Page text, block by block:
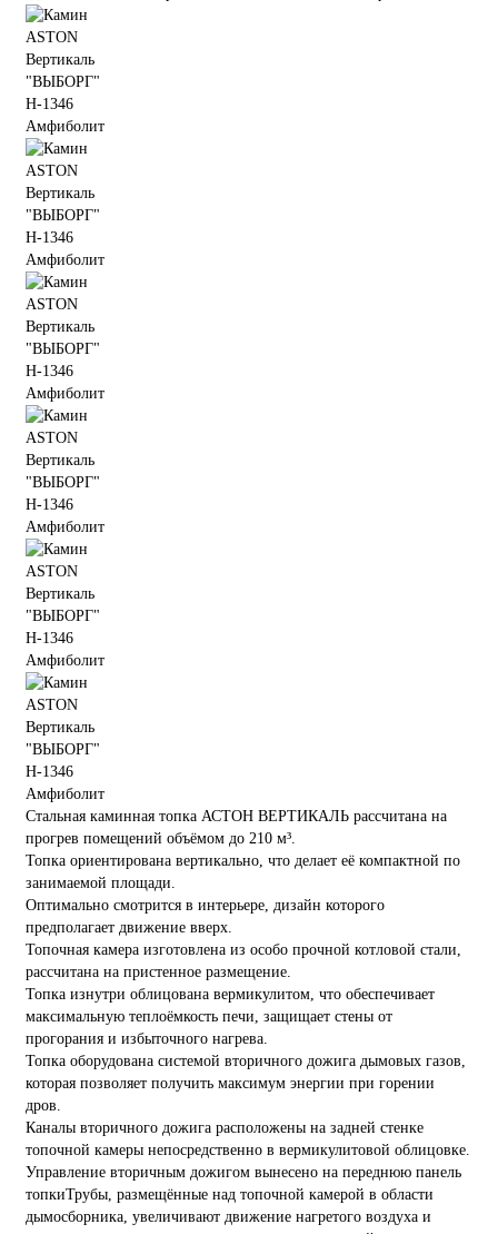
Стальная каминная топка АСТОН ВЕРТИКАЛЬ рассчитана на
прогрев помещений объёмом до 210 м³.
Топка ориентирована вертикально, что делает её компактной по
занимаемой площади.
Оптимально смотрится в интерьере, дизайн которого
предполагает движение вверх.
Топочная камера изготовлена из особо прочной котловой стали,
рассчитана на пристенное размещение.
Топка изнутри облицована вермикулитом, что обеспечивает
максимальную теплоёмкость печи, защищает стены от
прогорания и избыточного нагрева.
Топка оборудована системой вторичного дожига дымовых газов,
которая позволяет получить максимум энергии при горении
дров.
Каналы вторичного дожига расположены на задней стенке
топочной камеры непосредственно в вермикулитовой облицовке.
Управление вторичным дожигом вынесено на переднюю панель
топкиТрубы, размещённые над топочной камерой в области
дымосборника, увеличивают движение нагретого воздуха и